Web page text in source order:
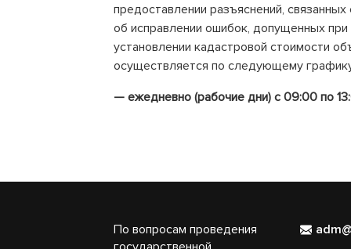
предоставлении разъяснений,
об исправлении ошибок, допущенных
установлении кадастровой стоимости
осуществляется по следующему
— ежедневно (рабочие дни) с 09:00 по
По вопросам проведения